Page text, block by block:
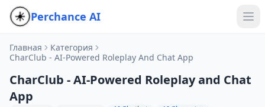
Perchance AI
Главная
Категория
CharClub - AI-Powered Roleplay And Chat App
CharClub - AI-Powered Roleplay and Chat
App